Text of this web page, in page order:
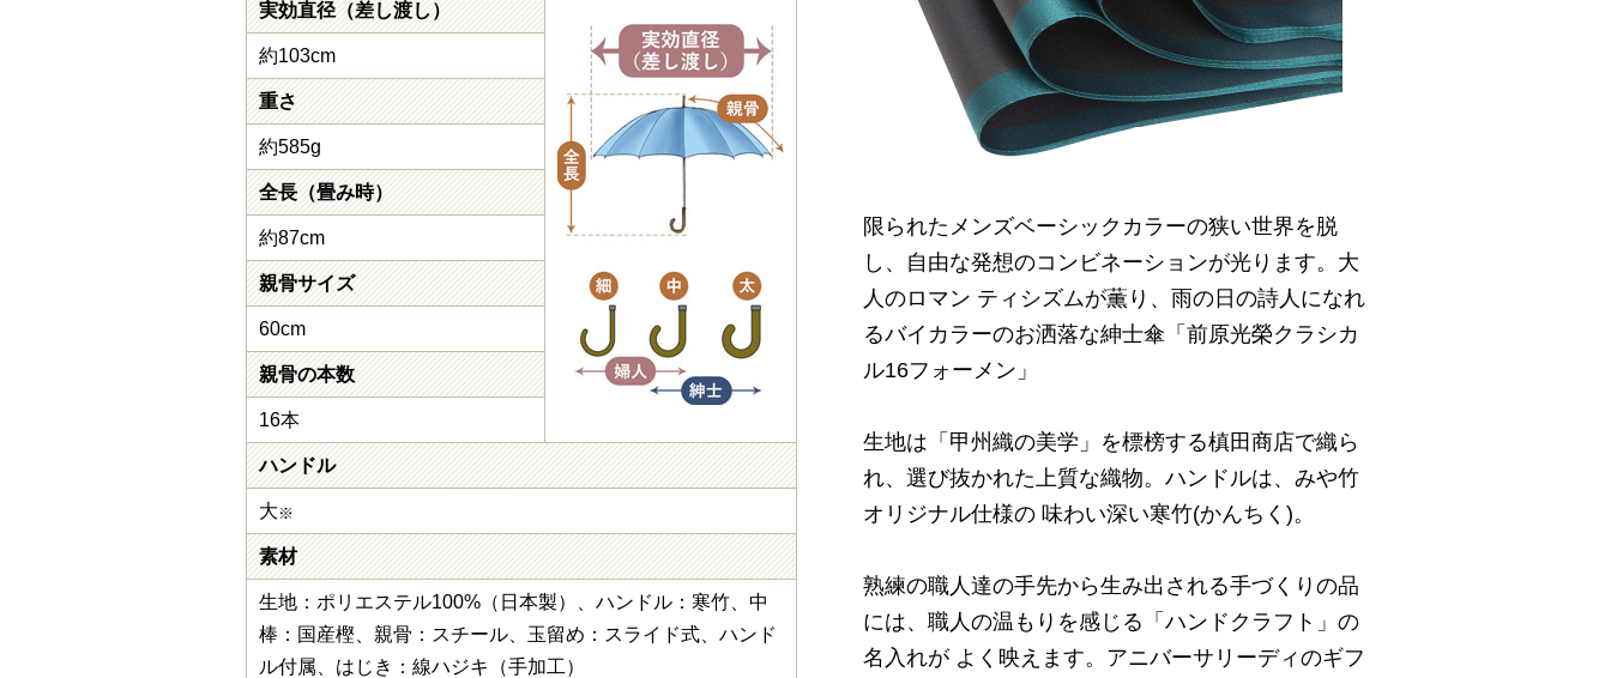
実効直径（差し渡し）
約103cm
重さ
約585g
全長（畳み時）
約87cm
親骨サイズ
60cm
親骨の本数
16本
ハンドル
大※
素材
生地：ポリエステル100%（日本製）、ハンドル：寒竹、中
棒：国産樫、親骨：スチール、玉留め：スライド式、ハンド
ル付属、はじき：線ハジキ（手加工）
限られたメンズベーシックカラーの狭い世界を脱
し、自由な発想のコンビネーションが光ります。大
人のロマン ティシズムが薫り、雨の日の詩人になれ
るバイカラーのお洒落な紳士傘「前原光榮クラシカ
ル16フォーメン」
生地は「甲州織の美学」を標榜する槙田商店で織ら
れ、選び抜かれた上質な織物。ハンドルは、みや竹
オリジナル仕様の 味わい深い寒竹(かんちく)。
熟練の職人達の手先から生み出される手づくりの品
には、職人の温もりを感じる「ハンドクラフト」の
名入れが よく映えます。アニバーサリーディのギフ